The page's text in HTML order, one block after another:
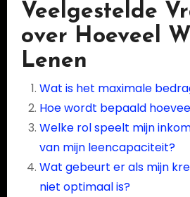
Veelgestelde
over Hoeveel
Lenen
Wat is het maximale
Hoe wordt bepaald
Welke rol speelt mijn
van mijn leencapaciteit?
Wat gebeurt er als mijn
niet optimaal is?